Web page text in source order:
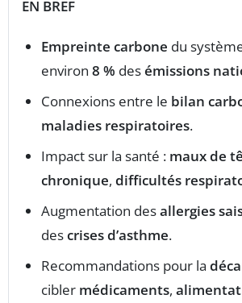
EN BREF
Empreinte carbone du
environ 8 % desémissions
Connexions entre le bilan
maladies respiratoires.
Impact sur la santé : maux de
chronique, difficultés
Augmentation desallergies
descrises d’asthme.
Recommandations pour la
cibler médicaments,